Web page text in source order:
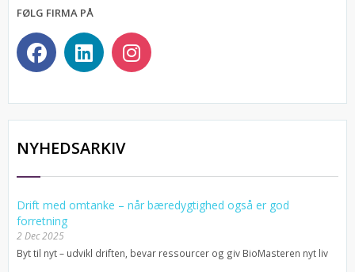
FØLG FIRMA PÅ
NYHEDSARKIV
Drift med omtanke – når bæredygtighed også er god
forretning
2 Dec 2025
Byt til nyt – udvikl driften, bevar ressourcer og giv BioMasteren nyt liv